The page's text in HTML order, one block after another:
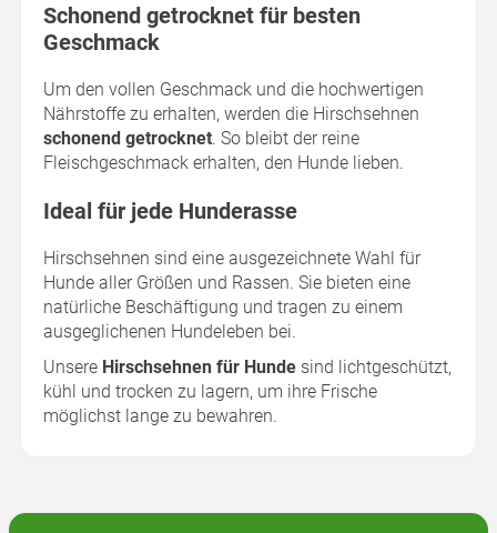
Schonend getrocknet für besten
Geschmack
Um den vollen Geschmack und die hochwertigen
Nährstoffe zu erhalten, werden die Hirschsehnen
schonend getrocknet. So bleibt der reine
Fleischgeschmack erhalten, den Hunde lieben.
Ideal für jede Hunderasse
Hirschsehnen sind eine ausgezeichnete Wahl für
Hunde aller Größen und Rassen. Sie bieten eine
natürliche Beschäftigung und tragen zu einem
ausgeglichenen Hundeleben bei.
Unsere Hirschsehnen für Hunde sind lichtgeschützt,
kühl und trocken zu lagern, um ihre Frische
möglichst lange zu bewahren.